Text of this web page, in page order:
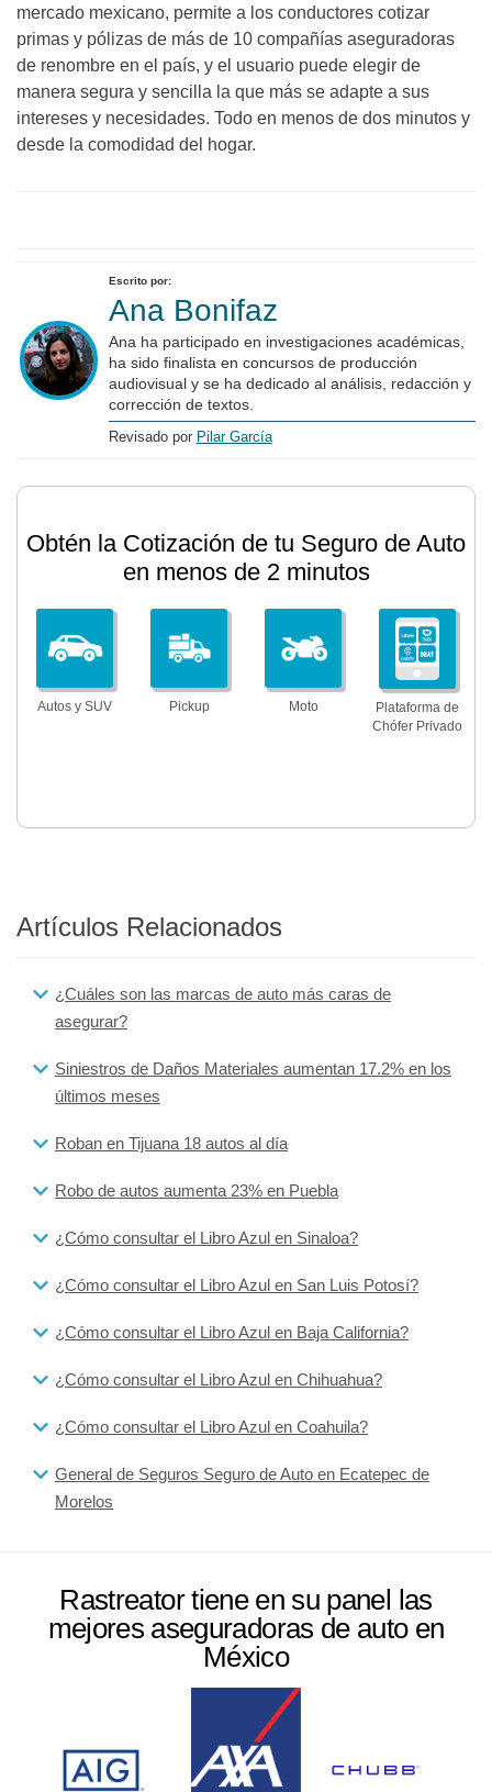
mercado mexicano, permite a los conductores cotizar
primas y pólizas de más de 10 compañías aseguradoras
de renombre en el país, y el usuario puede elegir de
manera segura y sencilla la que más se adapte a sus
intereses y necesidades. Todo en menos de dos minutos y
desde la comodidad del hogar.
Escrito por:
Ana Bonifaz
Ana ha participado en investigaciones académicas,
ha sido finalista en concursos de producción
audiovisual y se ha dedicado al análisis, redacción y
corrección de textos.
Revisado por Pilar García
Obtén la Cotización de tu Seguro de Auto
en menos de 2 minutos
Autos y SUV Pickup Moto
Plataforma de
Chófer Privado
Artículos Relacionados
¿Cuáles son las marcas de auto más caras de
asegurar?
Siniestros de Daños Materiales aumentan 17.2% en los
últimos meses
Roban en Tijuana 18 autos al día
Robo de autos aumenta 23% en Puebla
¿Cómo consultar el Libro Azul en Sinaloa?
¿Cómo consultar el Libro Azul en San Luis Potosí?
¿Cómo consultar el Libro Azul en Baja California?
¿Cómo consultar el Libro Azul en Chihuahua?
¿Cómo consultar el Libro Azul en Coahuila?
General de Seguros Seguro de Auto en Ecatepec de
Morelos
Rastreator tiene en su panel las
mejores aseguradoras de auto en
México